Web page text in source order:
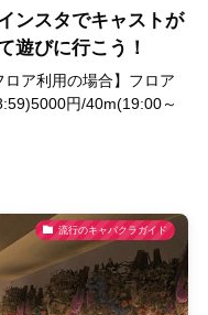
ンスタでキャストが
遊びに行こう！
ア利用の場合】フロア
円/40m(19:00～
流行のキャバクラガイド